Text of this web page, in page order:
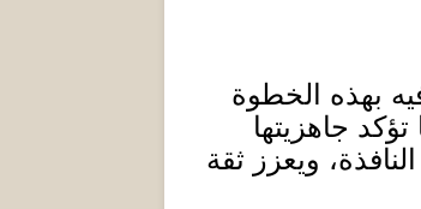
بهذه الخطوة
جاهزيتها
ويعزز ثقة